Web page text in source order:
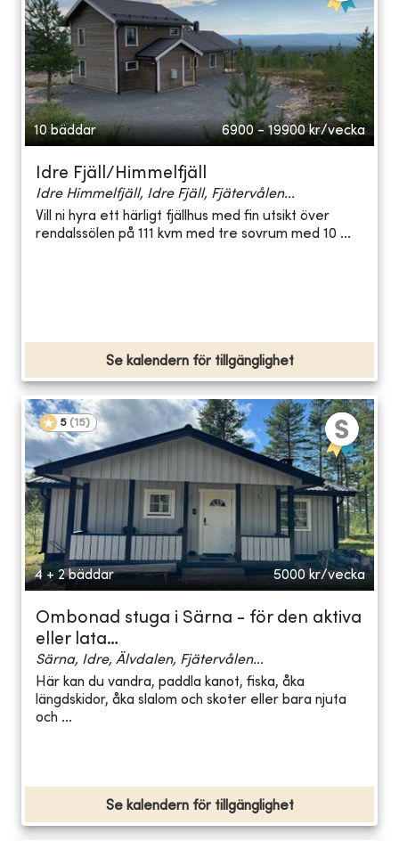
10 bäddar 6900 - 19900 kr/vecka
Idre Fjäll/Himmelfjäll
Idre Himmelfjäll, Idre Fjäll, Fjätervålen...
Vill ni hyra ett härligt fjällhus med fin utsikt över
rendalssölen på 111 kvm med tre sovrum med 10 ...
Se kalendern för tillgänglighet
5 (15)
4 + 2 bäddar 5000 kr/vecka
Ombonad stuga i Särna - för den aktiva
eller lata…
Särna, Idre, Älvdalen, Fjätervålen...
Här kan du vandra, paddla kanot, fiska, åka
längdskidor, åka slalom och skoter eller bara njuta
och ...
Se kalendern för tillgänglighet